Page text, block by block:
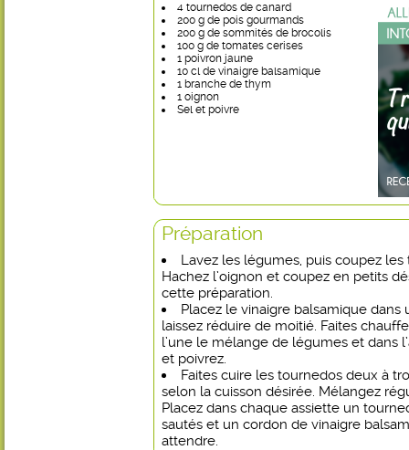
4 tournedos de canard
200 g de pois gourmands
200 g de sommités de brocolis
100 g de tomates cerises
1 poivron jaune
10 cl de vinaigre balsamique
1 branche de thym
1 oignon
Sel et poivre
Préparation
Lavez les légumes, puis coupez
Hachez l’oignon et coupez en petits
cette préparation.
Placez le vinaigre balsamique
laissez réduire de moitié. Faites
l’une le mélange de légumes et dans
et poivrez.
Faites cuire les tournedos deux à
selon la cuisson désirée. Mélangez
Placez dans chaque assiette un
sautés et un cordon de vinaigre
attendre.